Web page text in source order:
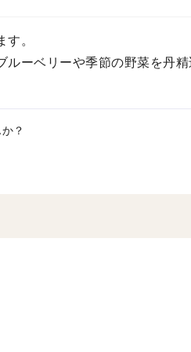
。
ーベリーや季節の野菜を丹精
？